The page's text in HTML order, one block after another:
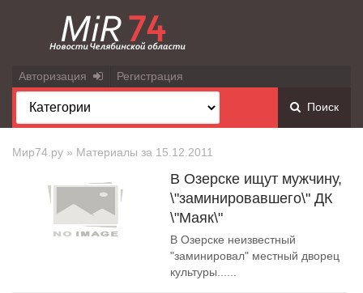
Авторизация Регистрация
Поиск
Мир74.ру » Материалы за 15.12.2011
В Озерске ищут мужчину,
\"заминировавшего\" ДК
\"Маяк\"
В Озерске неизвестный
"заминировал" местный дворец
культуры......